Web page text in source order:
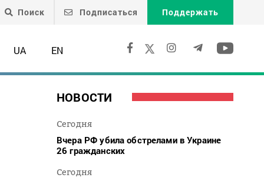
Поиск Подписаться Поддержать
UA EN
НОВОСТИ
Сегодня
Вчера РФ убила обстрелами в Украине
26 гражданских
Сегодня